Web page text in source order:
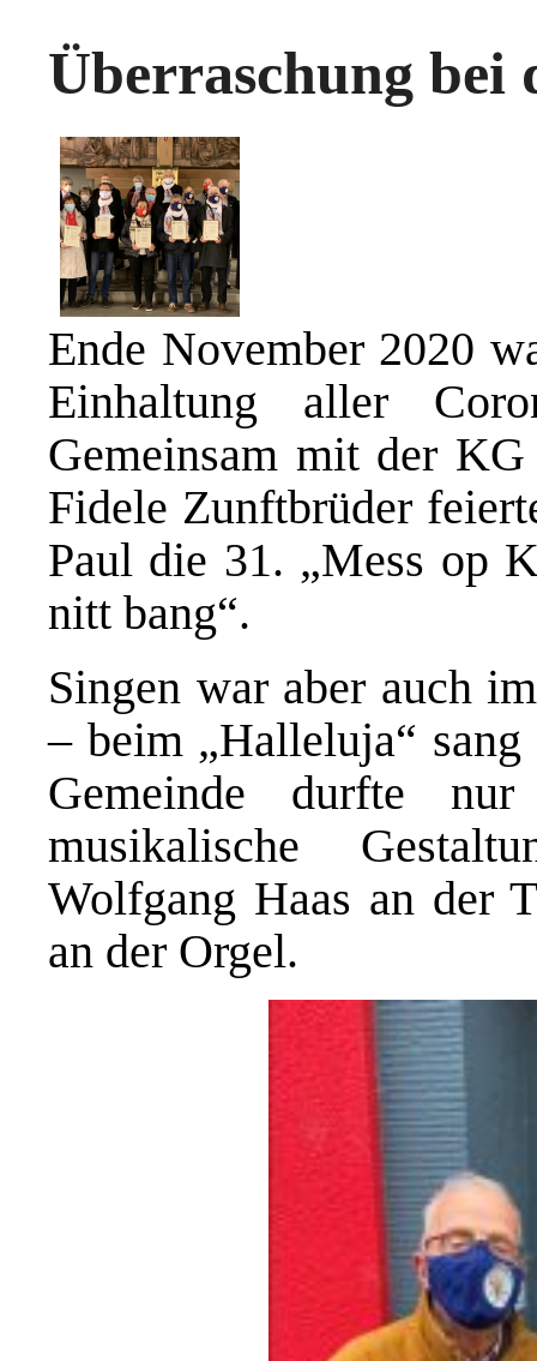
Überraschung bei
Ende November 2020
Einhaltung aller
Gemeinsam mit der
Fidele Zunftbrüder
Paul die 31. „Mess op
nitt bang“.
Singen war aber auch
– beim „Halleluja“
Gemeinde durfte
musikalische
Wolfgang Haas an der
an der Orgel.